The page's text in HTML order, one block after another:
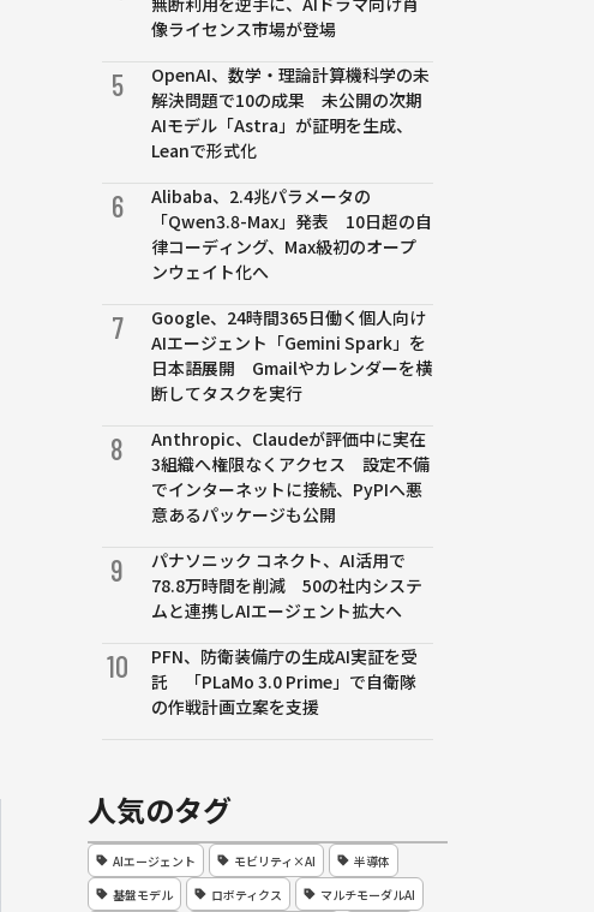
像ライセンス市場が登場
5
OpenAI、数学・理論計算機科学の未
解決問題で10の成果 未公開の次期
AIモデル「Astra」が証明を生成、
Leanで形式化
6
Alibaba、2.4兆パラメータの
「Qwen3.8-Max」発表 10日超の自
律コーディング、Max級初のオープ
ンウェイト化へ
7
Google、24時間365日働く個人向け
AIエージェント「Gemini Spark」を
日本語展開 Gmailやカレンダーを横
断してタスクを実行
8
Anthropic、Claudeが評価中に実在
3組織へ権限なくアクセス 設定不備
でインターネットに接続、PyPIへ悪
意あるパッケージも公開
9
パナソニック コネクト、AI活用で
78.8万時間を削減 50の社内システ
ムと連携しAIエージェント拡大へ
10
PFN、防衛装備庁の生成AI実証を受
託 「PLaMo 3.0 Prime」で自衛隊
の作戦計画立案を支援
人気のタグ
AIエージェント モビリティ×AI
半導体
基盤モデル
ロボティクス
マルチモーダルAI